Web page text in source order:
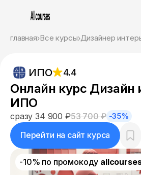
главная Все курсы Дизайнер
ИПО 4.4
Онлайн курс Дизайн
ИПО
сразу 34 900 ₽53 700 ₽ -35%
Перейти на сайт курса
-10% по промокоду
Привет! Я Ваш карьерный
курсы, которые соответствует
целям.
Пожалуйста, ответьте на
Приступим?